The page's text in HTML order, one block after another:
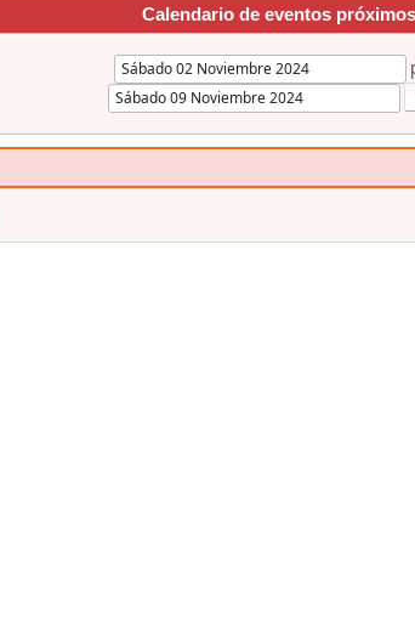
Calendario de eventos próximos